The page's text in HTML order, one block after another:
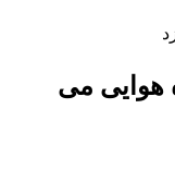
هوایی می